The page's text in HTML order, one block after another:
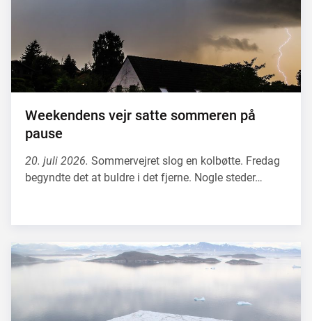
Weekendens vejr satte sommeren på
pause
20. juli 2026. Sommervejret slog en kolbøtte. Fredag
begyndte det at buldre i det fjerne. Nogle steder…